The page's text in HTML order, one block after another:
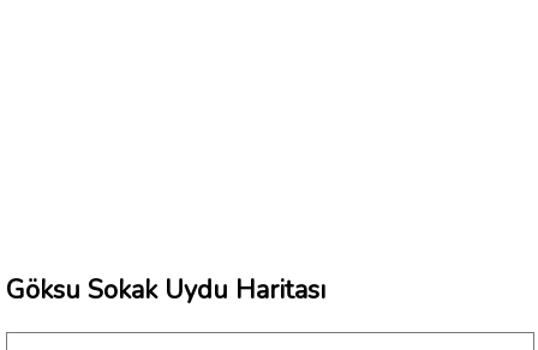
Göksu Sokak Uydu Haritası